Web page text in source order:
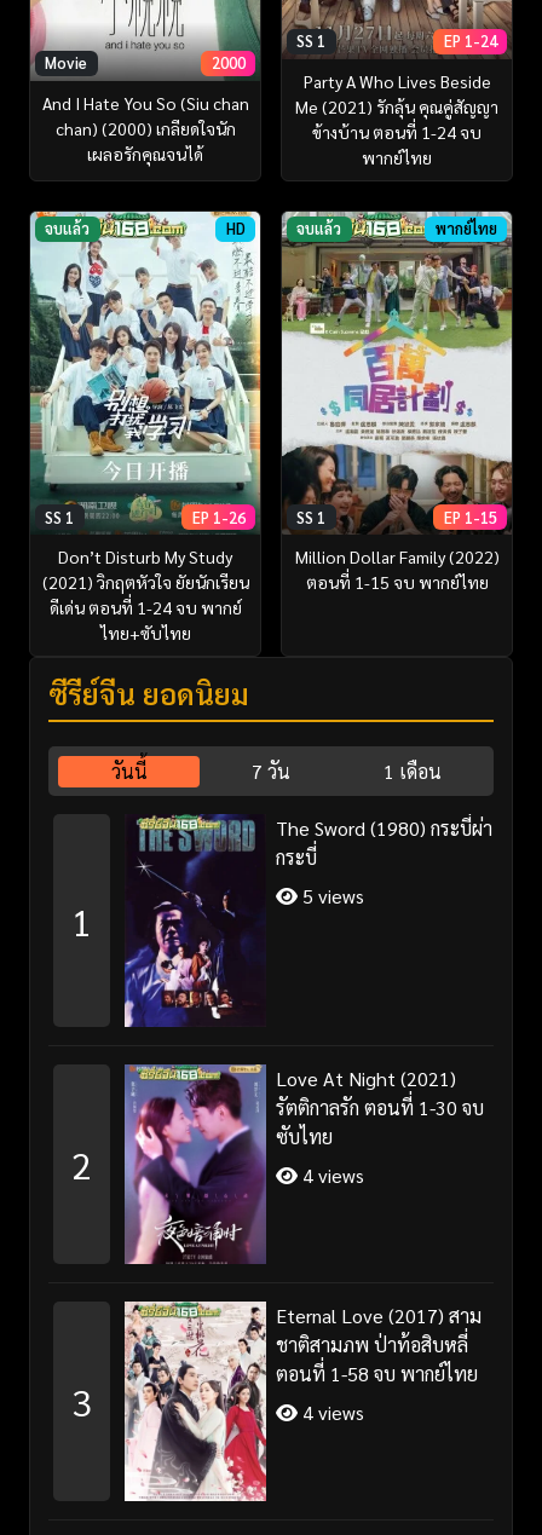
Movie 2000
And I Hate You So (Siu chan
chan) (2000) เกลียดใจนัก
เผลอรักคุณจนได้
SS 1 EP 1-24
Party A Who Lives Beside
Me (2021) รักลุ้น คุณคู่สัญญา
ข้างบ้าน ตอนที่ 1-24 จบ
พากย์ไทย
จบแล้ว HD
SS 1 EP 1-26
Don’t Disturb My Study
(2021) วิกฤตหัวใจ ยัยนักเรียน
ดีเด่น ตอนที่ 1-24 จบ พากย์
ไทย+ซับไทย
จบแล้ว พากย์ไทย
SS 1 EP 1-15
Million Dollar Family (2022)
ตอนที่ 1-15 จบ พากย์ไทย
ซีรี่ย์จีน ยอดนิยม
วันนี้ 7 วัน 1 เดือน
1
The Sword (1980) กระบี่ผ่า
กระบี่
5 views
2
Love At Night (2021)
รัตติกาลรัก ตอนที่ 1-30 จบ
ซับไทย
4 views
3
Eternal Love (2017) สาม
ชาติสามภพ ป่าท้อสิบหลี่
ตอนที่ 1-58 จบ พากย์ไทย
4 views